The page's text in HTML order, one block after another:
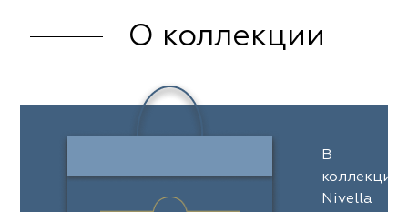
О коллекции
В
коллекции
Nivella